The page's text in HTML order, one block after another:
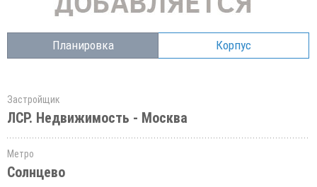
Планировка Корпус
Застройщик
ЛСР. Недвижимость - Москва
Метро
Солнцево